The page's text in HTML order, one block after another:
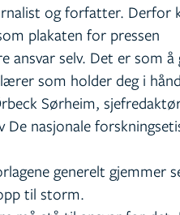
og forfatter. Derfor
plakaten for pressen
selv. Det er som å
som holder deg i
Sørheim,
De nasjonale
generelt gjemmer
til storm.